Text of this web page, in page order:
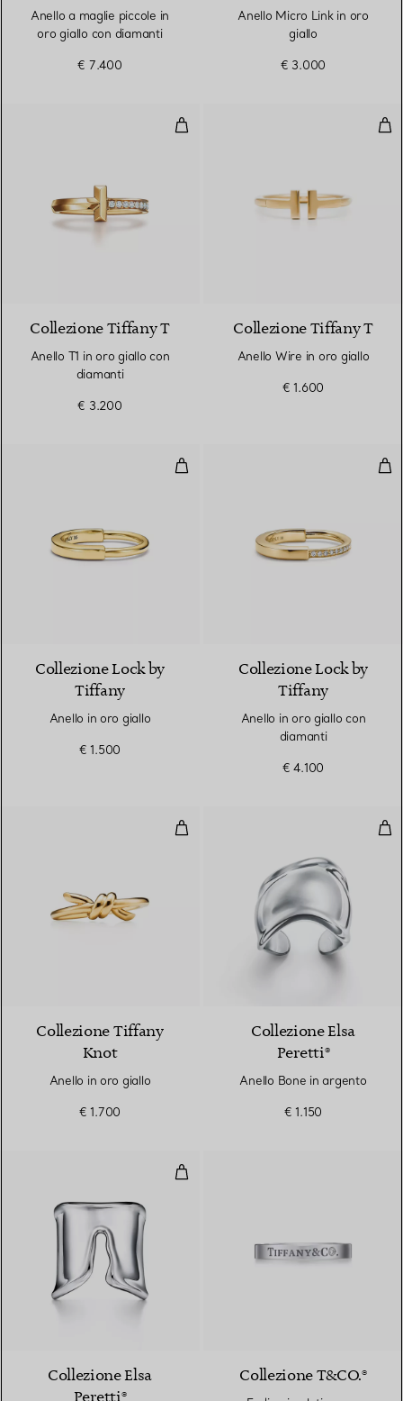
Anello a maglie piccole in
oro giallo con diamanti
€ 7.400
Anello Micro Link in oro
giallo
€ 3.000
Anello T1 in oro giallo con
Collezione Tiffany T
Anello T1 in oro giallo con
diamanti
€ 3.200
Collezione Tiffany T
Anello Wire in oro giallo
€ 1.600
Anello in oro giallo
Collezione Lock by
Tiffany
Anello in oro giallo
€ 1.500
Collezione Lock by
Tiffany
Anello in oro giallo con
diamanti
€ 4.100
Anello in oro giallo
Collezione Tiffany
Knot
Anello in oro giallo
€ 1.700
Collezione Elsa
Peretti®
Anello Bone in argento
€ 1.150
Anello Split in argento
Collezione Elsa
Collezione T&CO.®